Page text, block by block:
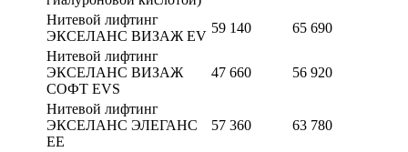
Нитевой лифтинг
ЭКСЕЛАНС ВИЗАЖ EV
59 140
65 690
Нитевой лифтинг
ЭКСЕЛАНС ВИЗАЖ
СОФТ EVS
47 660 56 920
Нитевой лифтинг
ЭКСЕЛАНС ЭЛЕГАНС
EE
57 360 63 780